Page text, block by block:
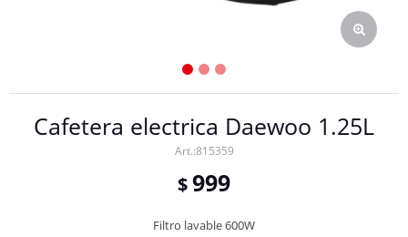
Cafetera electrica Daewoo 1.25L
815359
$999
Filtro lavable 600W